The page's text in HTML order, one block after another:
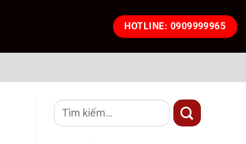
HOTLINE: 0909999965